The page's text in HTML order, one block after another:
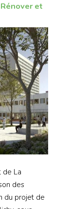
et
de La
des
du projet de